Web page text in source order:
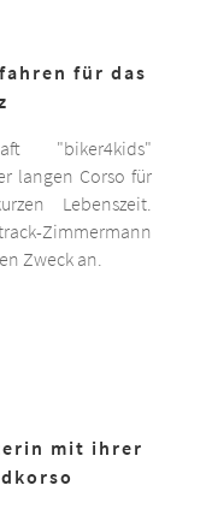
für das
"biker4kids"
langen Corso für
Lebenszeit.
Zimmermann
Zweck an.
mit ihrer